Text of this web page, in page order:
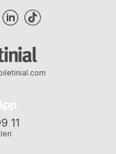
11